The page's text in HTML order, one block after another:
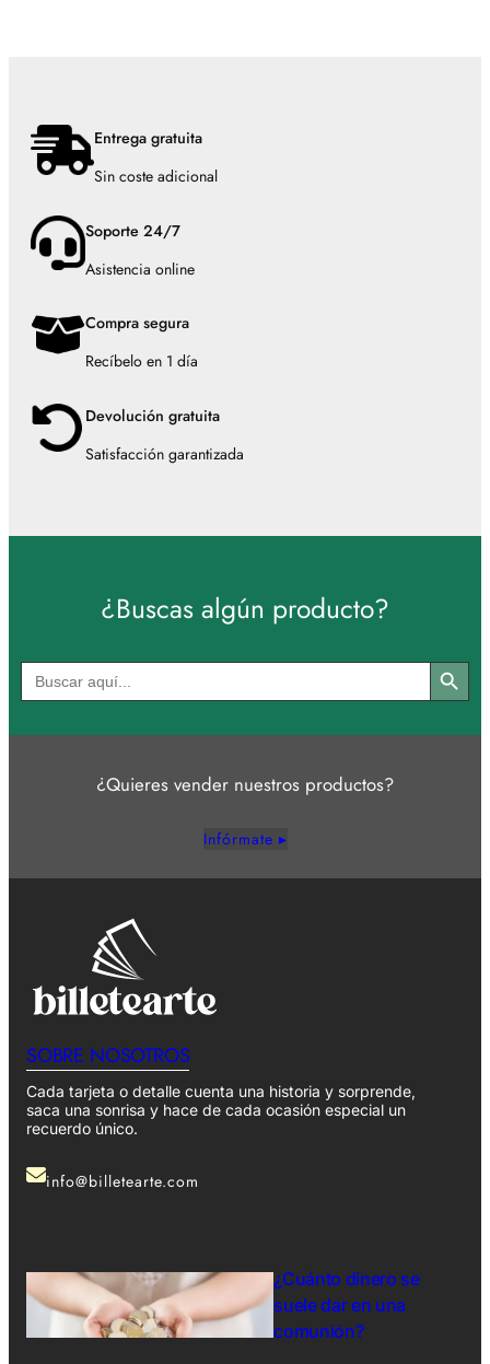
Entrega gratuita
Sin coste adicional
Soporte 24/7
Asistencia online
Compra segura
Recíbelo en 1 día
Devolución gratuita
Satisfacción garantizada
¿Buscas algún producto?
Buscar: Botón de búsqueda
¿Quieres vender nuestros productos?
Infórmate ▸
SOBRE NOSOTROS
Cada tarjeta o detalle cuenta una historia y sorprende,
saca una sonrisa y hace de cada ocasión especial un
recuerdo único.
info@billetearte.com
¿Cuánto dinero se
suele dar en una
comunión?